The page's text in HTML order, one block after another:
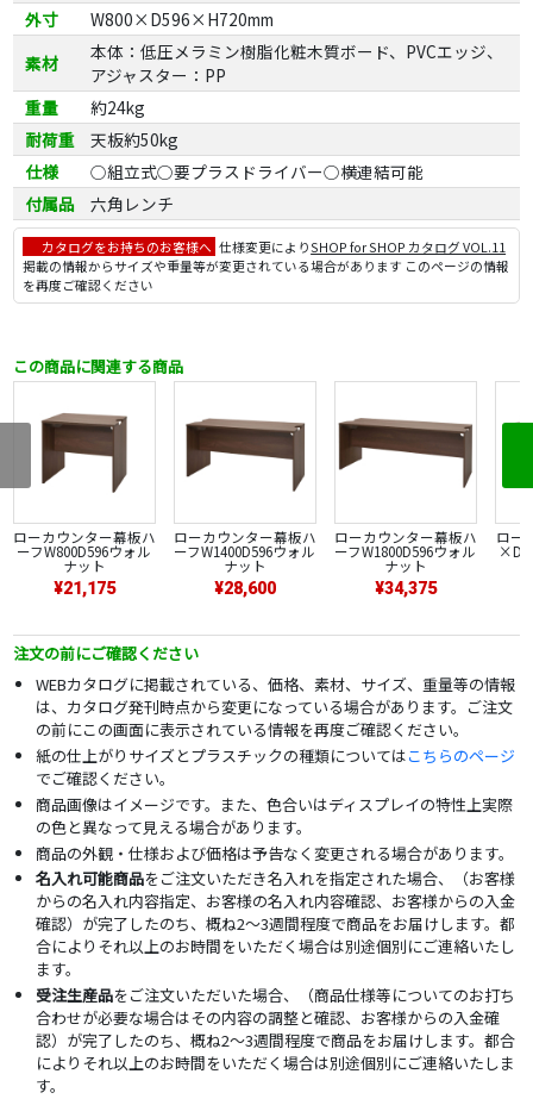
外寸
W800×D596×H720mm
素材
本体：低圧メラミン樹脂化粧木質ボード、PVCエッジ、
アジャスター：PP
重量
約24kg
耐荷重
天板約50kg
仕様
○組立式○要プラスドライバー○横連結可能
付属品
六角レンチ
カタログをお持ちのお客様へ 仕様変更によりSHOP for SHOP カタログ VOL.11
掲載の情報からサイズや重量等が変更されている場合があります このページの情報
を再度ご確認ください
この商品に関連する商品
ローカウンター幕板ハ
ーフW800D596ウォル
ナット
¥21,175
ローカウンター幕板ハ
ーフW1400D596ウォル
ナット
¥28,600
ローカウンター幕板ハ
ーフW1800D596ウォル
ナット
¥34,375
ロー
注文の前にご確認ください
WEBカタログに掲載されている、価格、素材、サイズ、重量等の情報
は、カタログ発刊時点から変更になっている場合があります。ご注文
の前にこの画面に表示されている情報を再度ご確認ください。
紙の仕上がりサイズとプラスチックの種類についてはこちらのページ
でご確認ください。
商品画像はイメージです。また、色合いはディスプレイの特性上実際
の色と異なって見える場合があります。
商品の外観・仕様および価格は予告なく変更される場合があります。
名入れ可能商品をご注文いただき名入れを指定された場合、（お客様
からの名入れ内容指定、お客様の名入れ内容確認、お客様からの入金
確認）が完了したのち、概ね2～3週間程度で商品をお届けします。都
合によりそれ以上のお時間をいただく場合は別途個別にご連絡いたし
ます。
受注生産品をご注文いただいた場合、（商品仕様等についてのお打ち
合わせが必要な場合はその内容の調整と確認、お客様からの入金確
認）が完了したのち、概ね2～3週間程度で商品をお届けします。都合
によりそれ以上のお時間をいただく場合は別途個別にご連絡いたしま
す。